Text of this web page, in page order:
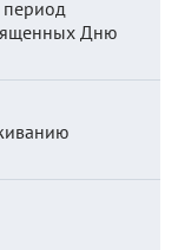
период
Дню